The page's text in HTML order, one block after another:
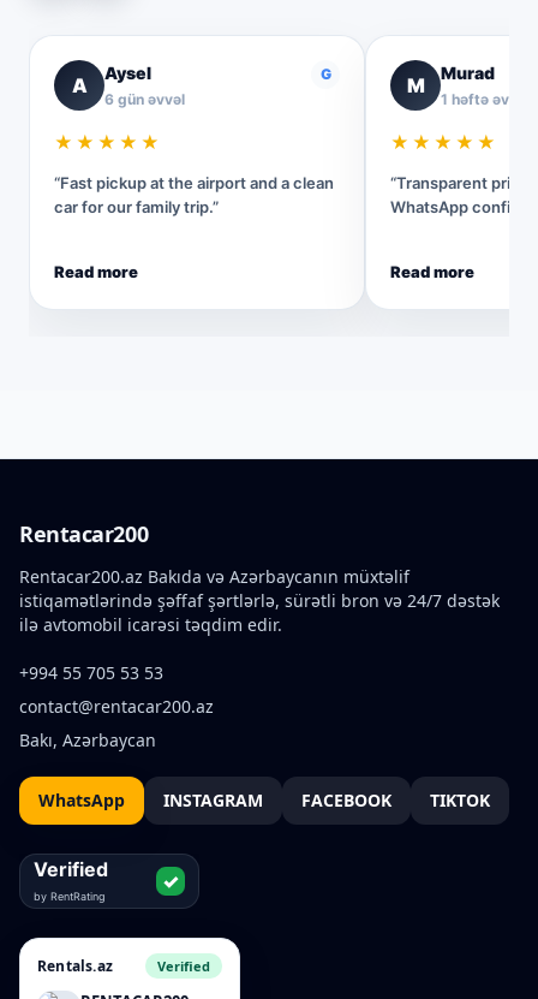
A
Aysel
6 gün əvvəl
G
★★★★★
“Fast pickup at the airport and a clean
car for our family trip.”
Read more
M
Murad
1 həftə əvvəl
★★★★★
“Transparent
WhatsApp
Read more
Rentacar200
Rentacar200.az Bakıda və Azərbaycanın müxtəlif
istiqamətlərində şəffaf şərtlərlə, sürətli bron və 24/7 dəstək
ilə avtomobil icarəsi təqdim edir.
+994 55 705 53 53
contact@rentacar200.az
Bakı, Azərbaycan
WhatsApp INSTAGRAM FACEBOOK TIKTOK
Rentals.az Verified